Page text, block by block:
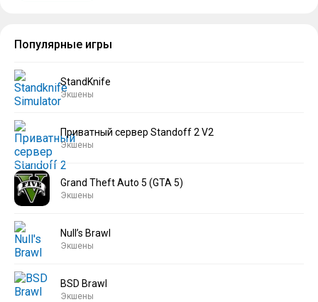
Популярные игры
StandKnife
Экшены
Приватный сервер Standoff 2 V2
Экшены
Grand Theft Auto 5 (GTA 5)
Экшены
Null’s Brawl
Экшены
BSD Brawl
Экшены